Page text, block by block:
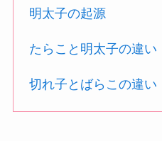
明太子の起源
たらこと明太子の違い
切れ子とばらこの違い